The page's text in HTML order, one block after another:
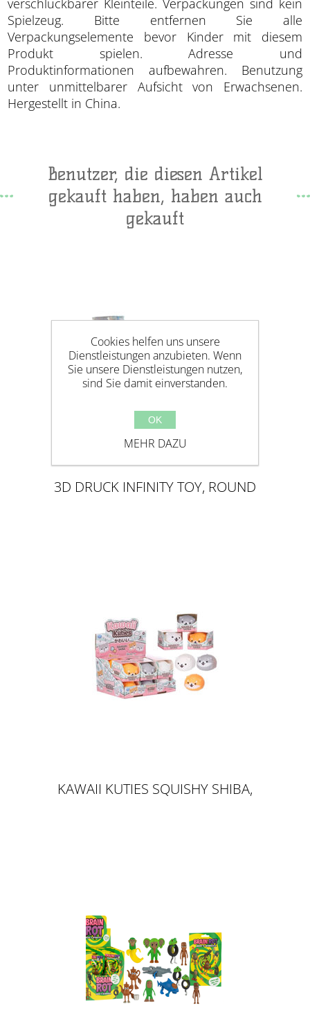
Spielzeug. Bitte entfernen Sie alle
Verpackungselemente bevor Kinder mit diesem
Produkt spielen. Adresse und
Produktinformationen aufbewahren. Benutzung
unter unmittelbarer Aufsicht von Erwachsenen.
Hergestellt in China.
Benutzer, die diesen Artikel
gekauft haben, haben auch
gekauft
3D DRUCK INFINITY TOY, ROUND
KAWAII KUTIES SQUISHY SHIBA,
Cookies helfen uns unsere
Dienstleistungen anzubieten. Wenn
Sie unsere Dienstleistungen nutzen,
sind Sie damit einverstanden.
OK
MEHR DAZU